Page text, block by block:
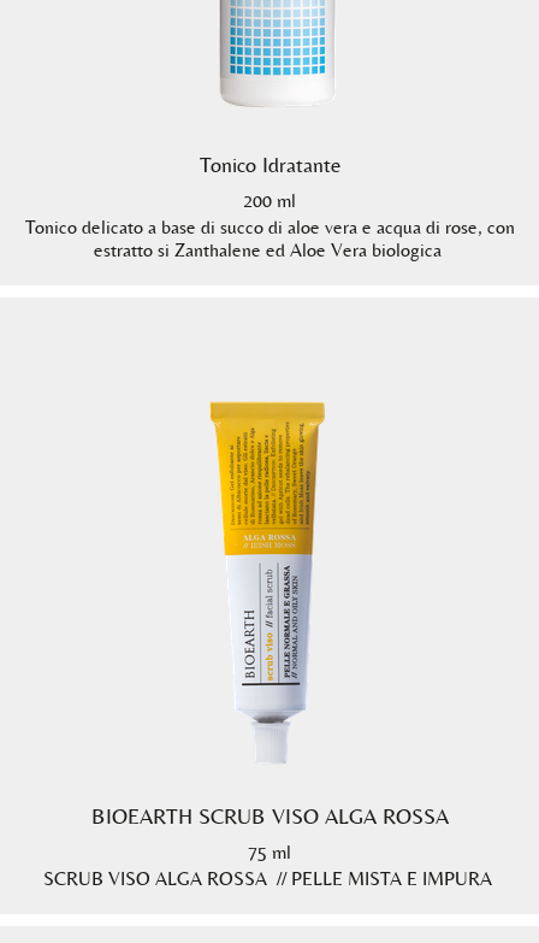
Tonico Idratante
200 ml
Tonico delicato a base di succo di aloe vera e acqua di rose, con
estratto si Zanthalene ed Aloe Vera biologica
BIOEARTH SCRUB VISO ALGA ROSSA
75 ml
SCRUB VISO ALGA ROSSA // PELLE MISTA E IMPURA